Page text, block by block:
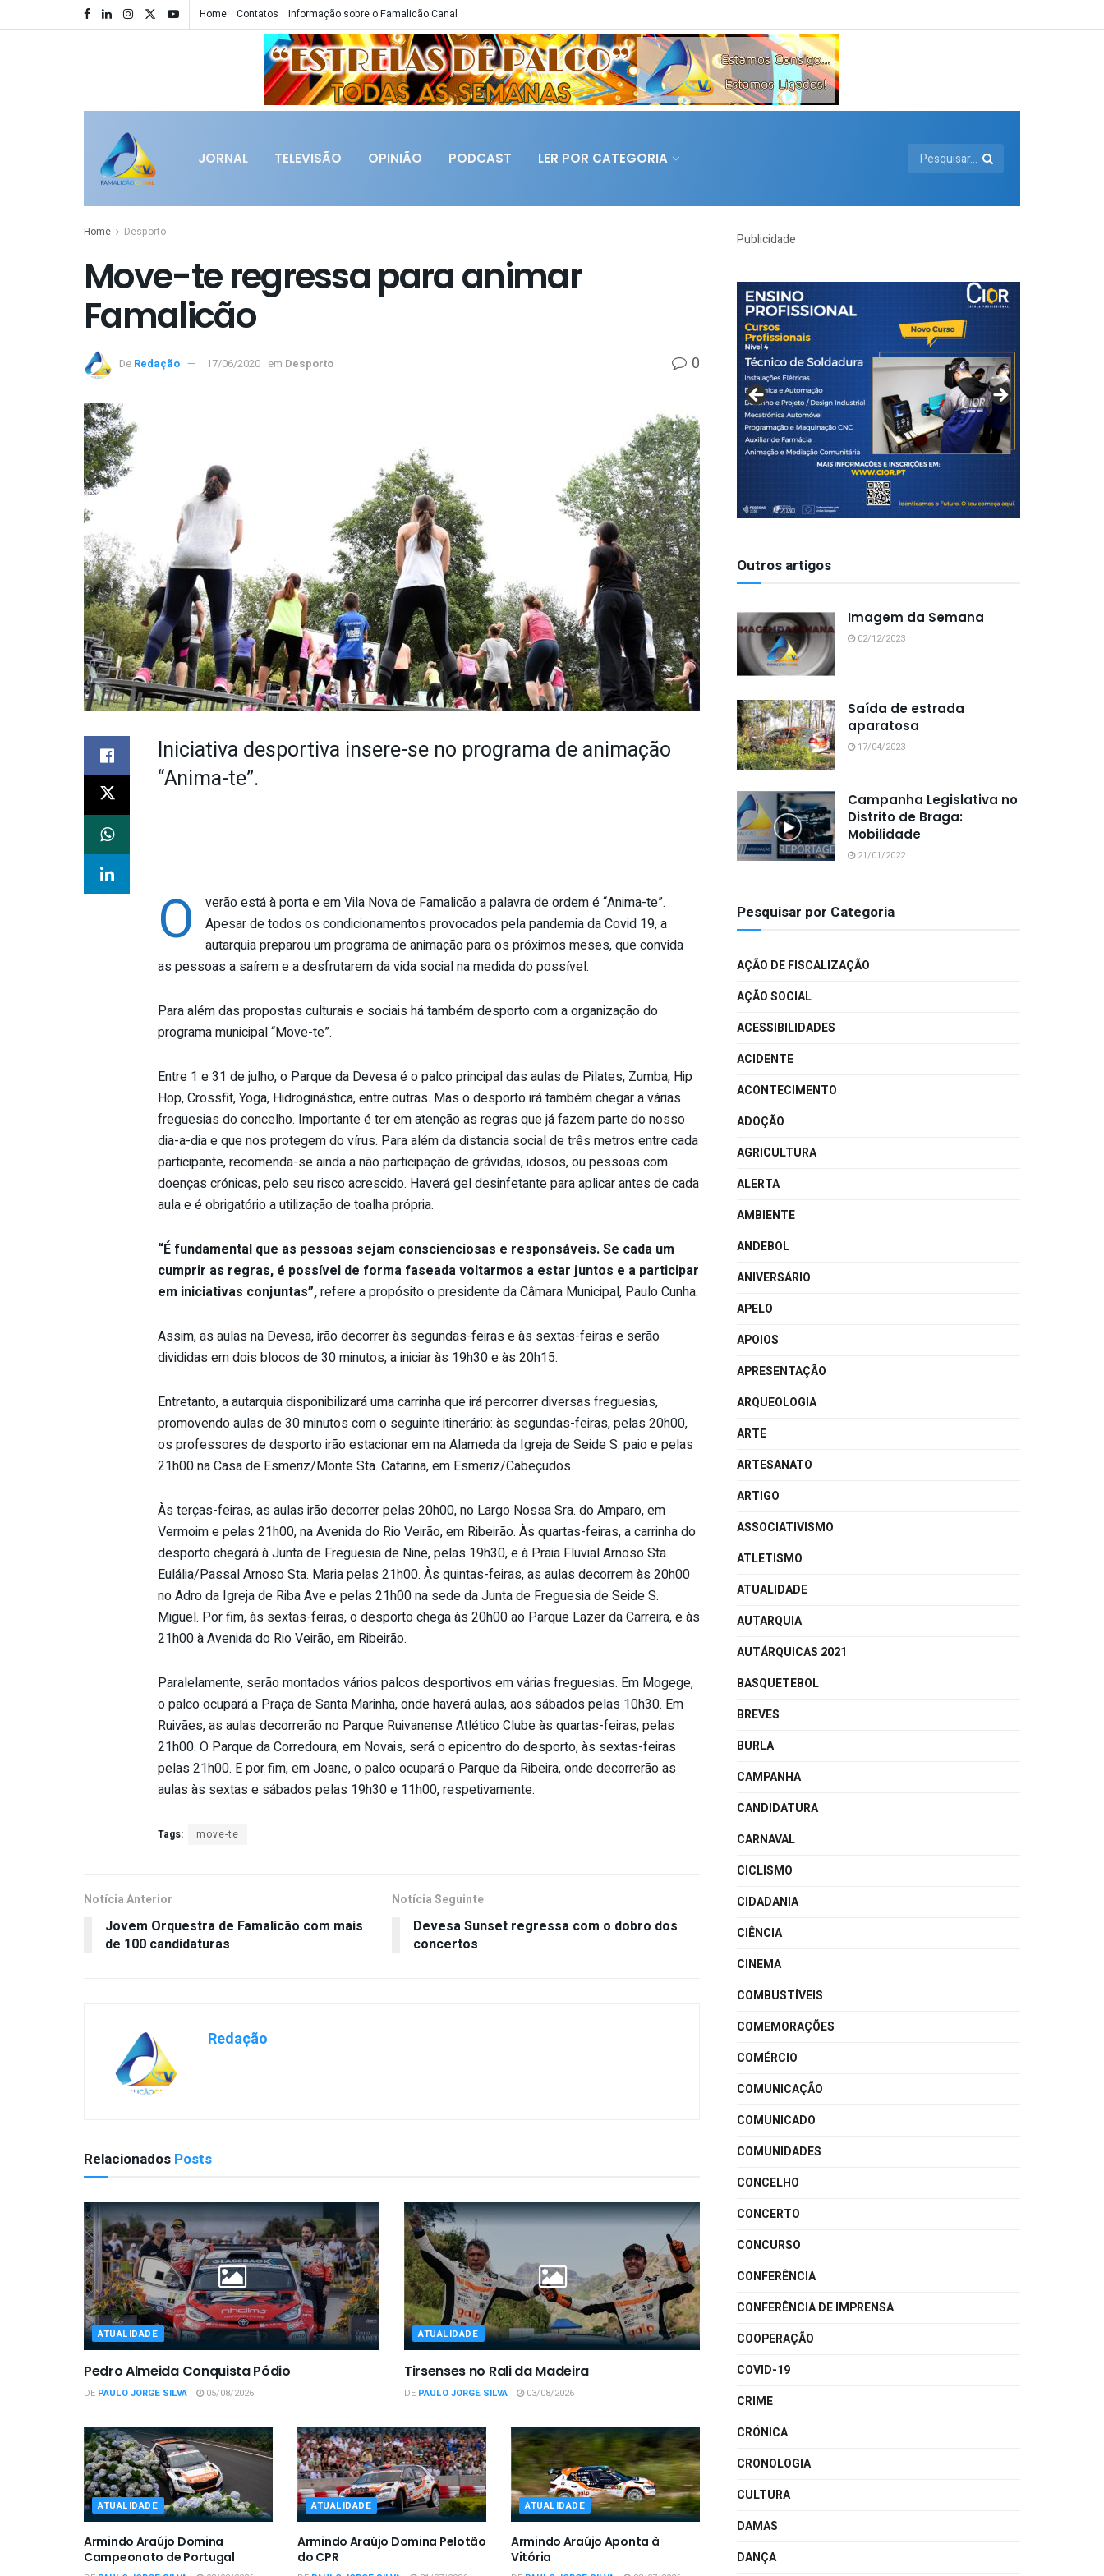
Home Contatos Informação sobre o Famalicão Canal
JORNAL TELEVISÃO OPINIÃO PODCAST LER POR CATEGORIA
Home Desporto
Move-te regressa para animar
Famalicão
De Redação 17/06/2020 em Desporto 0
Iniciativa desportiva insere-se no programa de animação
“Anima-te”.
O
verão está à porta e em Vila Nova de Famalicão a palavra de ordem é “Anima-te”.
Apesar de todos os condicionamentos provocados pela pandemia da Covid 19, a
autarquia preparou um programa de animação para os próximos meses, que convida
as pessoas a saírem e a desfrutarem da vida social na medida do possível.
Para além das propostas culturais e sociais há também desporto com a organização do
programa municipal “Move-te”.
Entre 1 e 31 de julho, o Parque da Devesa é o palco principal das aulas de Pilates, Zumba, Hip
Hop, Crossfit, Yoga, Hidroginástica, entre outras. Mas o desporto irá também chegar a várias
freguesias do concelho. Importante é ter em atenção as regras que já fazem parte do nosso
dia-a-dia e que nos protegem do vírus. Para além da distancia social de três metros entre cada
participante, recomenda-se ainda a não participação de grávidas, idosos, ou pessoas com
doenças crónicas, pelo seu risco acrescido. Haverá gel desinfetante para aplicar antes de cada
aula e é obrigatório a utilização de toalha própria.
“É fundamental que as pessoas sejam conscienciosas e responsáveis. Se cada um
cumprir as regras, é possível de forma faseada voltarmos a estar juntos e a participar
em iniciativas conjuntas”,refere a propósito o presidente da Câmara Municipal, Paulo Cunha.
Assim, as aulas na Devesa, irão decorrer às segundas-feiras e às sextas-feiras e serão
divididas em dois blocos de 30 minutos, a iniciar às 19h30 e às 20h15.
Entretanto, a autarquia disponibilizará uma carrinha que irá percorrer diversas freguesias,
promovendo aulas de 30 minutos com o seguinte itinerário: às segundas-feiras, pelas 20h00,
os professores de desporto irão estacionar em na Alameda da Igreja de Seide S. paio e pelas
21h00 na Casa de Esmeriz/Monte Sta. Catarina, em Esmeriz/Cabeçudos.
Às terças-feiras, as aulas irão decorrer pelas 20h00, no Largo Nossa Sra. do Amparo, em
Vermoim e pelas 21h00, na Avenida do Rio Veirão, em Ribeirão. Às quartas-feiras, a carrinha do
desporto chegará à Junta de Freguesia de Nine, pelas 19h30, e à Praia Fluvial Arnoso Sta.
Eulália/Passal Arnoso Sta. Maria pelas 21h00. Às quintas-feiras, as aulas decorrem às 20h00
no Adro da Igreja de Riba Ave e pelas 21h00 na sede da Junta de Freguesia de Seide S.
Miguel. Por fim, às sextas-feiras, o desporto chega às 20h00 ao Parque Lazer da Carreira, e às
21h00 à Avenida do Rio Veirão, em Ribeirão.
Paralelamente, serão montados vários palcos desportivos em várias freguesias. Em Mogege,
o palco ocupará a Praça de Santa Marinha, onde haverá aulas, aos sábados pelas 10h30. Em
Ruivães, as aulas decorrerão no Parque Ruivanense Atlético Clube às quartas-feiras, pelas
21h00. O Parque da Corredoura, em Novais, será o epicentro do desporto, às sextas-feiras
pelas 21h00. E por fim, em Joane, o palco ocupará o Parque da Ribeira, onde decorrerão as
aulas às sextas e sábados pelas 19h30 e 11h00, respetivamente.
Tags: move-te
Notícia Anterior
Jovem Orquestra de Famalicão com mais
de 100 candidaturas
Notícia Seguinte
Devesa Sunset regressa com o dobro dos
concertos
Redação
Relacionados Posts
ATUALIDADE
Pedro Almeida Conquista Pódio
DE PAULO JORGE SILVA 05/08/2026
ATUALIDADE
Tirsenses no Rali da Madeira
DE PAULO JORGE SILVA 03/08/2026
ATUALIDADE
Armindo Araújo Domina
Campeonato de Portugal
ATUALIDADE
Armindo Araújo Domina Pelotão
do CPR
ATUALIDADE
Armindo Araújo Aponta à
Vitória
Publicidade
Outros artigos
Imagem da Semana
02/12/2023
Saída de estrada
aparatosa
17/04/2023
Campanha Legislativa no
Distrito de Braga:
Mobilidade
21/01/2022
Pesquisar por Categoria
AÇÃO DE FISCALIZAÇÃO
AÇÃO SOCIAL
ACESSIBILIDADES
ACIDENTE
ACONTECIMENTO
ADOÇÃO
AGRICULTURA
ALERTA
AMBIENTE
ANDEBOL
ANIVERSÁRIO
APELO
APOIOS
APRESENTAÇÃO
ARQUEOLOGIA
ARTE
ARTESANATO
ARTIGO
ASSOCIATIVISMO
ATLETISMO
ATUALIDADE
AUTARQUIA
AUTÁRQUICAS 2021
BASQUETEBOL
BREVES
BURLA
CAMPANHA
CANDIDATURA
CARNAVAL
CICLISMO
CIDADANIA
CIÊNCIA
CINEMA
COMBUSTÍVEIS
COMEMORAÇÕES
COMÉRCIO
COMUNICAÇÃO
COMUNICADO
COMUNIDADES
CONCELHO
CONCERTO
CONCURSO
CONFERÊNCIA
CONFERÊNCIA DE IMPRENSA
COOPERAÇÃO
COVID-19
CRIME
CRÓNICA
CRONOLOGIA
CULTURA
DAMAS
DANÇA